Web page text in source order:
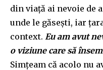
din viață ai nevoie de
unde le găsești, iar
context. Eu am avut
o viziune care să
Simțeam că acolo nu